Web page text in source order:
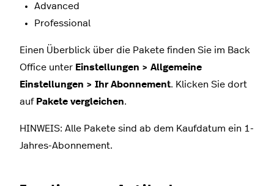
Advanced
Professional
Einen Überblick über die Pakete finden Sie im Back
Office unter Einstellungen > Allgemeine
Einstellungen > Ihr Abonnement. Klicken Sie dort
auf Pakete vergleichen.
HINWEIS: Alle Pakete sind ab dem Kaufdatum ein 1-
Jahres-Abonnement.